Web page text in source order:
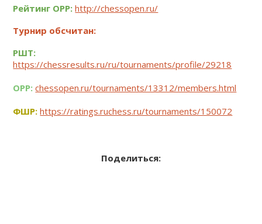
Рейтинг OРР: http://chessopen.ru/
Турнир обсчитан:
РШТ:
https://chessresults.ru/ru/tournaments/profile/29218
ОРР: chessopen.ru/tournaments/13312/members.html
ФШР: https://ratings.ruchess.ru/tournaments/150072
Поделиться: